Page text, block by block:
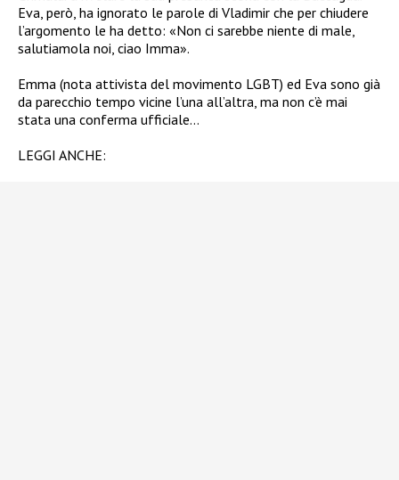
Eva, però, ha ignorato le parole di Vladimir che per chiudere
l’argomento le ha detto: «Non ci sarebbe niente di male,
salutiamola noi, ciao Imma».
Emma (nota attivista del movimento LGBT) ed Eva sono già
da parecchio tempo vicine l’una all’altra, ma non c’è mai
stata una conferma ufficiale…
LEGGI ANCHE: